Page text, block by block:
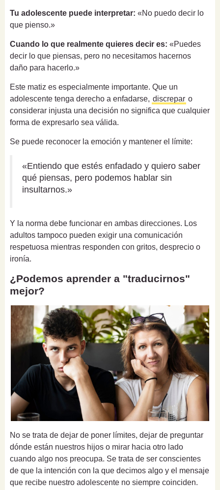
Tu adolescente puede interpretar: «No puedo decir lo
que pienso.»
Cuando lo que realmente quieres decir es: «Puedes
decir lo que piensas, pero no necesitamos hacernos
daño para hacerlo.»
Este matiz es especialmente importante. Que un
adolescente tenga derecho a enfadarse, discrepar o
considerar injusta una decisión no significa que cualquier
forma de expresarlo sea válida.
Se puede reconocer la emoción y mantener el límite:
«Entiendo que estés enfadado y quiero saber
qué piensas, pero podemos hablar sin
insultarnos.»
Y la norma debe funcionar en ambas direcciones. Los
adultos tampoco pueden exigir una comunicación
respetuosa mientras responden con gritos, desprecio o
ironía.
¿Podemos aprender a "traducirnos"
mejor?
No se trata de dejar de poner límites, dejar de preguntar
dónde están nuestros hijos o mirar hacia otro lado
cuando algo nos preocupa. Se trata de ser conscientes
de que la intención con la que decimos algo y el mensaje
que recibe nuestro adolescente no siempre coinciden.